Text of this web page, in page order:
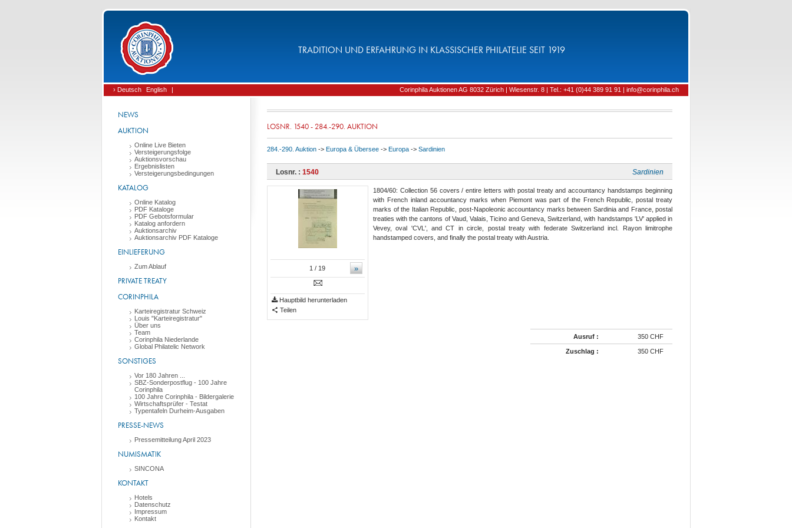
TRADITION UND ERFAHRUNG IN KLASSISCHER PHILATELIE SEIT 1919
› Deutsch English | Corinphila Auktionen AG 8032 Zürich | Wiesenstr. 8 | Tel.: +41 (0)44 389 91 91 | info@corinphila.ch
NEWS
AUKTION
Online Live Bieten
Versteigerungsfolge
Auktionsvorschau
Ergebnislisten
Versteigerungsbedingungen
KATALOG
Online Katalog
PDF Kataloge
PDF Gebotsformular
Katalog anfordern
Auktionsarchiv
Auktionsarchiv PDF Kataloge
EINLIEFERUNG
Zum Ablauf
PRIVATE TREATY
CORINPHILA
Karteiregistratur Schweiz
Louis "Karteiregistratur"
Über uns
Team
Corinphila Niederlande
Global Philatelic Network
SONSTIGES
Vor 180 Jahren ...
SBZ-Sonderpostflug - 100 Jahre
Corinphila
100 Jahre Corinphila - Bildergalerie
Wirtschaftsprüfer - Testat
Typentafeln Durheim-Ausgaben
PRESSE-NEWS
Pressemitteilung April 2023
NUMISMATIK
SINCONA
KONTAKT
Hotels
Datenschutz
Impressum
Kontakt
LOSNR. 1540 - 284.-290. AUKTION
284.-290. Auktion -> Europa & Übersee -> Europa -> Sardinien
Losnr. : 1540 Sardinien
»
1 / 19
Hauptbild herunterladen
Teilen
1804/60: Collection 56 covers / entire letters with postal treaty and accountancy handstamps beginning
with French inland accountancy marks when Piemont was part of the French Republic, postal treaty
marks of the Italian Republic, post-Napoleonic accountancy marks between Sardinia and France, postal
treaties with the cantons of Vaud, Valais, Ticino and Geneva, Switzerland, with handstamps 'LV' applied in
Vevey, oval 'CVL', and CT in circle, postal treaty with federate Switzerland incl. Rayon limitrophe
handstamped covers, and finally the postal treaty with Austria.
Ausruf : 350 CHF
Zuschlag : 350 CHF